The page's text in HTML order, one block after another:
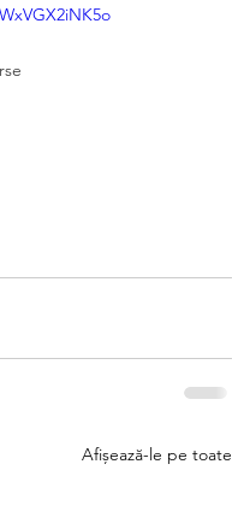
Afișează-le pe toate